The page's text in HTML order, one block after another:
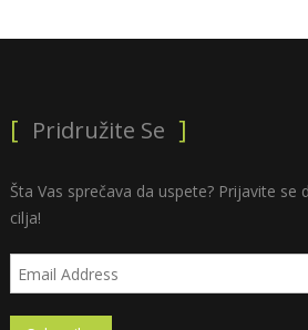
Pridružite Se
Šta Vas sprečava da uspete? Prijavite
cilja!